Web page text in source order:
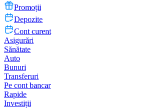
Promoții
Depozite
Cont curent
Asigurări
Sănătate
Auto
Bunuri
Transferuri
Pe cont bancar
Rapide
Investiții